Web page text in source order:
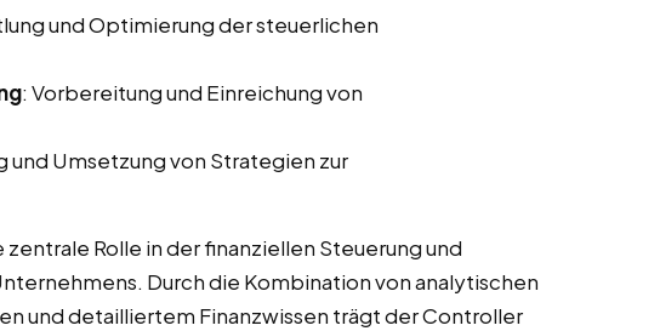
und Optimierung der steuerlichen
: Vorbereitung und Einreichung von
und Umsetzung von Strategien zur
Rolle in der finanziellen Steuerung und
Durch die Kombination von analytischen
und detailliertem Finanzwissen trägt der Controller